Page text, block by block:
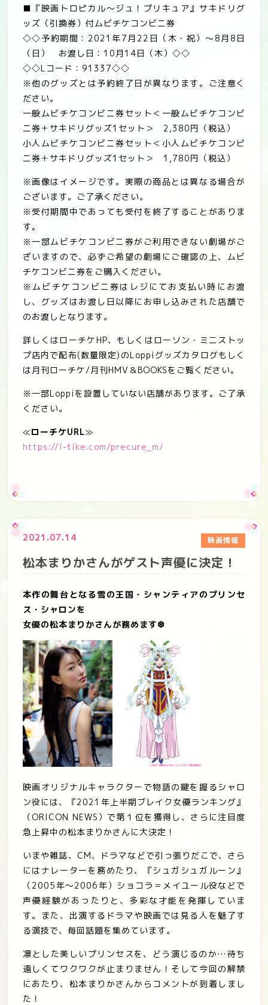
■ 『映画トロピカル～ジュ！プリキュア』サキドリグ
ッズ（引換券）付ムビチケコンビニ券
◇◇予約期間： 2021 年7月 22 日（木・祝）～ 8月 8 日
（日） お渡し日： 10月14日（木）◇◇
◇◇L コード： 91337◇◇
※他のグッズとは予約終了日が異なります。ご注意く
ださい。
一般ムビチケコンビニ券セット＜一般ムビチケコンビ
ニ券＋サキドリグッズ1 セット＞ 2,380円（税込）
小人ムビチケコンビニ券セット＜小人ムビチケコンビ
ニ券＋サキドリグッズ1 セット＞ 1,780円（税込）
※画像はイメージです。実際の商品とは異なる場合が
ございます。ご了承ください。
※受付期間中であっても受付を終了することがありま
す。
※一部ムビチケコンビニ券がご利用できない劇場がご
ざいますので、必ずご希望の劇場にご確認の上、ムビ
チケコンビニ券をご購入ください。
※ ムビチケコンビニ券はレジにてお支払い時にお渡
し、グッズはお渡し日以降にお申し込みされた店舗で
のお渡しとなります。
詳しくはローチケHP、もしくはローソン・ミニストッ
プ店内で配布(数量限定) のLoppi グッズカタログもしく
は月刊ローチケ/月刊HMV ＆BOOKSをご覧ください。
※一部Loppi を設置していない店舗があります。ご了承
ください。
≪ローチケURL≫
https://l-tike.com/precure_m/
2021.07.14 映画情報
松本まりかさんがゲスト声優に決定！
本作の舞台となる雪の王国・シャンティアの プリンセ
ス・シャロンを
女優の松本まりかさんが務めます❆
映画オリジナルキャラクターで物語の鍵を握るシャロ
ン役には、『2021年上半期ブレイク女優ランキング』
（ORICON NEWS）で第１位を獲得し、さらに注目度
急上昇中の松本まりかさんに大決定！
いまや雑誌、CM、ドラマなどで引っ張りだこで、さら
にはナレーターを務めたり、『シュガシュガルーン』
（2005年～2006年）ショコラ＝メイユール役などで
声優経験があったりと、多彩な才能を発揮していま
す。また、出演するドラマや映画では見る人を魅了す
る演技で、毎回話題を集めています。
凛­とした美しいプリンセスを、どう演じるのか…待ち
遠しくてワクワクが止まりません！そして今回の解禁
にあたり、松本まりかさんからコメントが到着しまし
た！